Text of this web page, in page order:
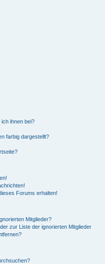
ihnen bei?
farbig dargestellt?
Forums erhalten!
Mitglieder?
zur Liste der ignorierten Mitglieder